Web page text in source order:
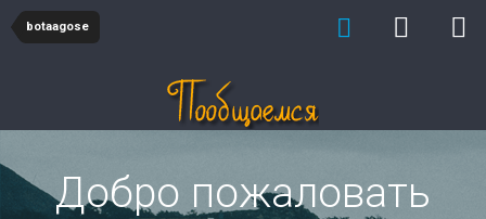
botaagose
Добро пожаловать